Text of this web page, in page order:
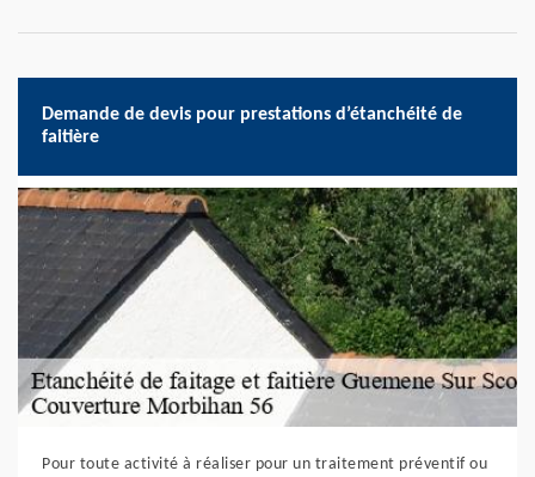
Demande de devis pour prestations d’étanchéité de
faitière
Pour toute activité à réaliser pour un traitement préventif ou